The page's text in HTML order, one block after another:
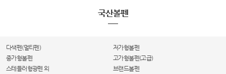
국산볼펜
다색펜(멀티펜)
저가형볼펜
중가형볼펜
고가형볼펜(고급)
스테들러형광펜 외
브랜드볼펜